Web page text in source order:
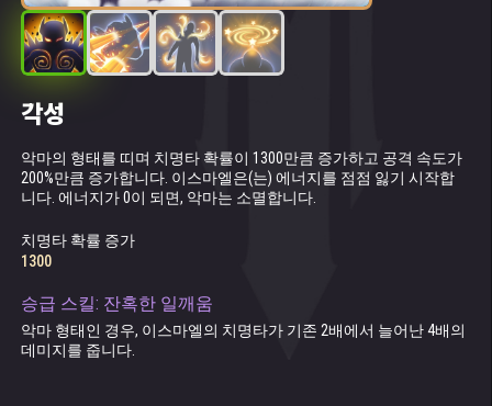
파루크에게는 이스마엘이라는 아들이 하나 있
었습니다. 비싼 옷과 산해진미부터 최고의 교육
환경까지, 아들을 위해서라면 어떤 지원도 아끼
지 않았죠. 영향력 있는 아버지를 두었음에도,
이스마엘은 결코 그 후광에 기대거나 자만하지
않았습니다. 되려 검소하고 예의 바르며, 번득이
는 지성까지 겸비한 청년으로 자라났죠. 특히
파루크의 뛰어난 지도로 체계적으로 연마한 마
에 버금가는 수준이었습니다.
그렇게 시간이 흘러, 어느덧 이스마엘도 성인이
되어 집을 떠나 독립을 해야 하는 날이 왔습니
다. 바로 열여섯 번째 생일이었죠! 생일에, 이스
각성
악마의 형태를 띠며 치명타 확률이 1300만큼 증가하고 공격 속도가
200%만큼 증가합니다. 이스마엘은(는) 에너지를 점점 잃기 시작합
니다. 에너지가 0이 되면, 악마는 소멸합니다.
치명타 확률 증가
1300
승급 스킬: 잔혹한 일깨움
악마 형태인 경우, 이스마엘의 치명타가 기존 2배에서 늘어난 4배의
데미지를 줍니다.
환상
이스마엘이(가) 6 초 동안 물리 공격을 회피하며, 회피 시마다 보너
스 에너지를 받습니다.
승급 스킬: 교묘한 환상
합니다.
어둠의 계략
패시브 스킬. 흡혈이 증가합니다(적에게 데미지를 주고 체력 회복).
흡혈
폭풍 칼날
3번째로 명중할 때마다 적을 1 초 동안 기절시킵니다.
대상의 레벨이 130보다 높을 경우 기절 확률이 낮아집니다